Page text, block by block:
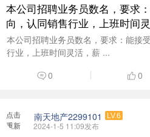
本公司招聘业务员数名，要求
向，认同销售行业，上班时间
电咨询了解：18938377999
本公司招聘业务员数名，要求：能接
行业，上班时间灵活，薪 ...
0
0
点击
重新
南天地产2299101 LV.6
2024-1-5 11:09发布